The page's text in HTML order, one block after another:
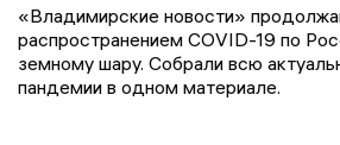
«Владимирские новости»
распространением COVID-19 по
земному шару. Собрали всю
пандемии в одном материале.